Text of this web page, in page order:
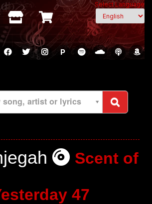
Select Language
P
song, artist or lyrics
Scent of
47